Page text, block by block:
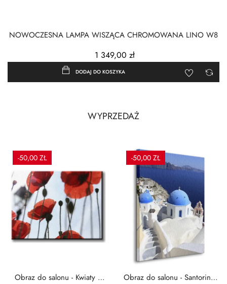
NOWOCZESNA LAMPA WISZĄCA CHROMOWANA LINO W8
1 349,00 zł
DODAJ DO KOSZYKA
WYPRZEDAŻ
-50,00 ZŁ
Obraz do salonu - Kwiaty -
-50,00 ZŁ
Obraz do salonu - Santorini -